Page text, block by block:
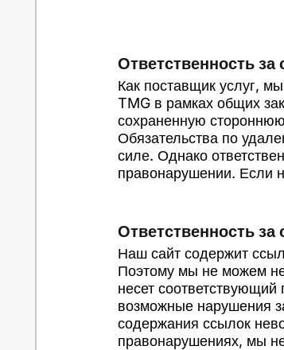
Ответственность за
Как поставщик услуг,
TMG в рамках общих
сохраненную
Обязательства по
силе. Однако
правонарушении. Если
Ответственность за
Наш сайт содержит
Поэтому мы не можем
несет
возможные нарушения
содержания ссылок
правонарушениях, мы